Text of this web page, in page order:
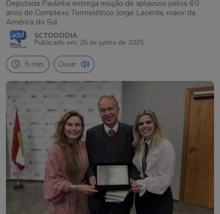
Deputada Paulinha entrega moção de aplausos pelos 60
anos do Complexo Termelétrico Jorge Lacerda, maior da
América do Sul
SCTODODIA
Publicado em: 26 de junho de 2025
5 min. Ouvir